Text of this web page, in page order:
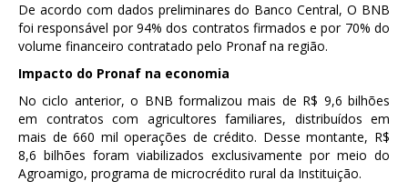
De acordo com dados preliminares do Banco Central, O BNB
foi responsável por 94% dos contratos firmados e por 70% do
volume financeiro contratado pelo Pronaf na região.
Impacto do Pronaf na economia
No ciclo anterior, o BNB formalizou mais de R$ 9,6 bilhões
em contratos com agricultores familiares, distribuídos em
mais de 660 mil operações de crédito. Desse montante, R$
8,6 bilhões foram viabilizados exclusivamente por meio do
Agroamigo, programa de microcrédito rural da Instituição.